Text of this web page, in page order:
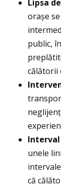
Lipsa
orașe
public,
călătorii
unele
că